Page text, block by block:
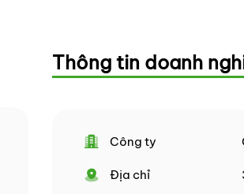
Thông tin doanh
Công ty
Địa chỉ